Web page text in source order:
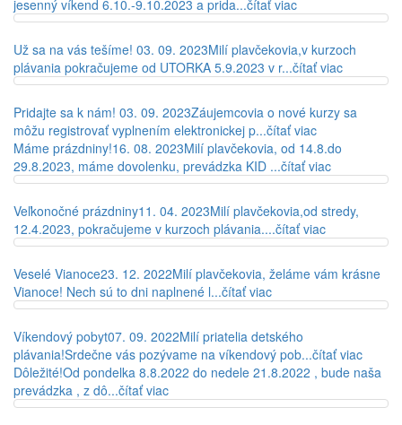
jesenný víkend 6.10.-9.10.2023 a prida...čítať viac
Už sa na vás tešíme! 03. 09. 2023Milí plavčekovia,v kurzoch
plávania pokračujeme od UTORKA 5.9.2023 v r...čítať viac
Pridajte sa k nám! 03. 09. 2023Záujemcovia o nové kurzy sa
môžu registrovať vyplnením elektronickej p...čítať viac
Máme prázdniny!16. 08. 2023Milí plavčekovia, od 14.8.do
29.8.2023, máme dovolenku, prevádzka KID ...čítať viac
Veľkonočné prázdniny11. 04. 2023Milí plavčekovia,od stredy,
12.4.2023, pokračujeme v kurzoch plávania....čítať viac
Veselé Vianoce23. 12. 2022Milí plavčekovia, želáme vám krásne
Vianoce! Nech sú to dni naplnené l...čítať viac
Víkendový pobyt07. 09. 2022Milí priatelia detského
plávania!Srdečne vás pozývame na víkendový pob...čítať viac
Dôležité!Od pondelka 8.8.2022 do nedele 21.8.2022 , bude naša
prevádzka , z dô...čítať viac